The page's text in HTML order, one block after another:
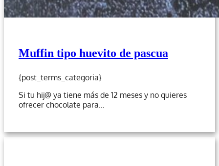
Muffin tipo huevito de pascua
{post_terms_categoria}
Si tu hij@ ya tiene más de 12 meses y no quieres
ofrecer chocolate para…